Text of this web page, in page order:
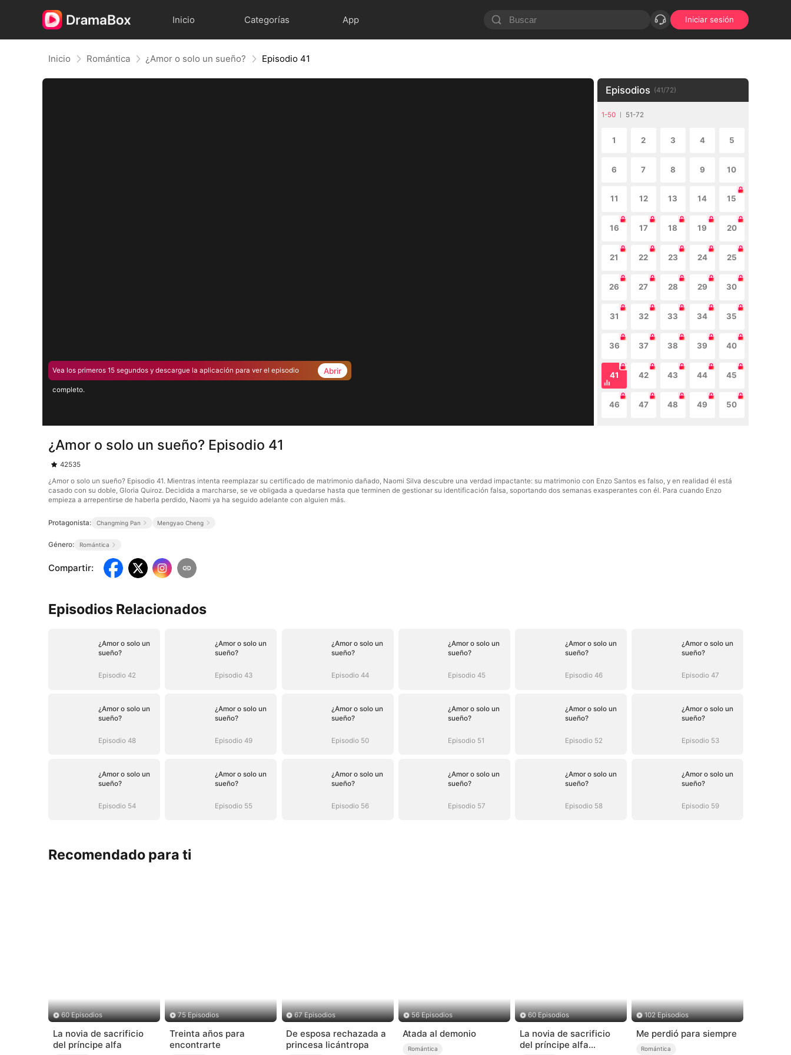
Inicio Categorías App Iniciar sesión
Inicio Romántica ¿Amor o solo un sueño? Episodio 41
Vea los primeros 15 segundos y descargue la aplicación para ver el episodio
completo.
Abrir
Episodios (41/72)
1-50 51-72
1 2 3 4 5
6 7 8 9 10
11 12 13 14 15
16 17 18 19 20
21 22 23 24 25
26 27 28 29 30
31 32 33 34 35
36 37 38 39 40
41 42 43 44 45
46 47 48 49 50
¿Amor o solo un sueño? Episodio 41
42535
¿Amor o solo un sueño? Episodio 41. Mientras intenta reemplazar su certificado de matrimonio dañado, Naomi Silva descubre una verdad impactante: su matrimonio con Enzo Santos es falso, y en realidad él está
casado con su doble, Gloria Quiroz. Decidida a marcharse, se ve obligada a quedarse hasta que terminen de gestionar su identificación falsa, soportando dos semanas exasperantes con él. Para cuando Enzo
empieza a arrepentirse de haberla perdido, Naomi ya ha seguido adelante con alguien más.
Protagonista: Changming Pan Mengyao Cheng
Género: Romántica
Compartir:
Episodios Relacionados
¿Amor o solo un
sueño?
Episodio 42
¿Amor o solo un
sueño?
Episodio 43
¿Amor o solo un
sueño?
Episodio 44
¿Amor o solo un
sueño?
Episodio 45
¿Amor o solo un
sueño?
Episodio 46
¿Amor o solo un
sueño?
Episodio 47
¿Amor o solo un
sueño?
Episodio 48
¿Amor o solo un
sueño?
Episodio 49
¿Amor o solo un
sueño?
Episodio 50
¿Amor o solo un
sueño?
Episodio 51
¿Amor o solo un
sueño?
Episodio 52
¿Amor o solo un
sueño?
Episodio 53
¿Amor o solo un
sueño?
Episodio 54
¿Amor o solo un
sueño?
Episodio 55
¿Amor o solo un
sueño?
Episodio 56
¿Amor o solo un
sueño?
Episodio 57
¿Amor o solo un
sueño?
Episodio 58
¿Amor o solo un
sueño?
Episodio 59
Recomendado para ti
60 Episodios
La novia de sacrificio
del príncipe alfa
75 Episodios
Treinta años para
encontrarte
67 Episodios
De esposa rechazada a
princesa licántropa
56 Episodios
Atada al demonio
Romántica
60 Episodios
La novia de sacrificio
del príncipe alfa
102 Episodios
Me perdió para siempre
Romántica